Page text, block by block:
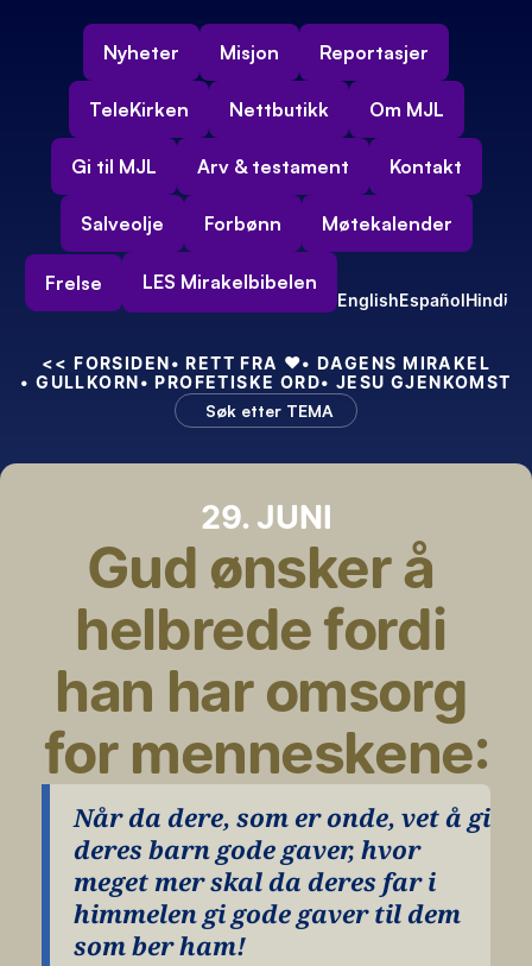
Nyheter Misjon Reportasjer
TeleKirken Nettbutikk Om MJL
Gi til MJL Arv & testament Kontakt
Salveolje Forbønn Møtekalender
Frelse LES Mirakelbibelen
EnglishEspañolHindi
<< FORSIDEN• RETT FRA ❤️• DAGENS MIRAKEL
• GULLKORN• PROFETISKE ORD• JESU GJENKOMST
Søk etter TEMA
29. JUNI
Gud ønsker å
helbrede fordi
han har omsorg
for menneskene:
Når da dere, som er onde, vet å gi
deres barn gode gaver, hvor
meget mer skal da deres far i
himmelen gi gode gaver til dem
som ber ham!